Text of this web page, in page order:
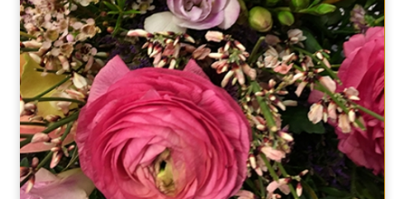
HOCHZEIT